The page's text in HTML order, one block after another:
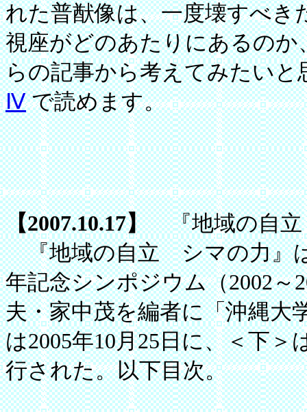
れた普猷像は、一度壊すべ
視座がどのあたりにあるの
らの記事から考えてみたい
Ⅳで読めます。
【2007.10.17】『地域の自立
『地域の自立 シマの力』は
年記念シンポジウム（2002～
夫・家中茂を編者に「沖縄大
は2005年10月25日に、＜下＞
行された。以下目次。